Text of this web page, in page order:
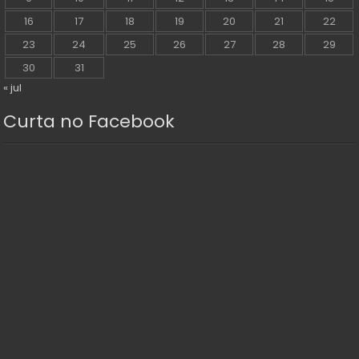
16
17 18 19 20 21
22
23
24 25 26 27 28
29
30
31
« jul
Curta no Facebook